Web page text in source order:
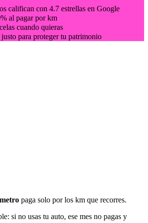
califican con 4.7 estrellas en Google
al pagar por km
cuando quieras
para proteger tu patrimonio
paga solo por los km que recorres.
si no usas tu auto, ese mes no pagas y